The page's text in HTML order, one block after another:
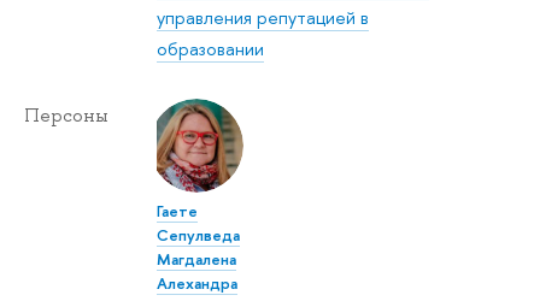
управления репутацией в
образовании
Персоны
Гаете
Сепулведа
Магдалена
Алехандра